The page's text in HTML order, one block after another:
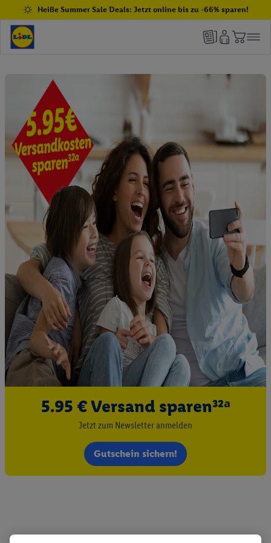
Heiße Summer Sale Deals: Jetzt online bis zu -66% sparen!
5.95 € Versand sparen³²ᵃ
Jetzt zum Newsletter anmelden
Gutschein sichern!